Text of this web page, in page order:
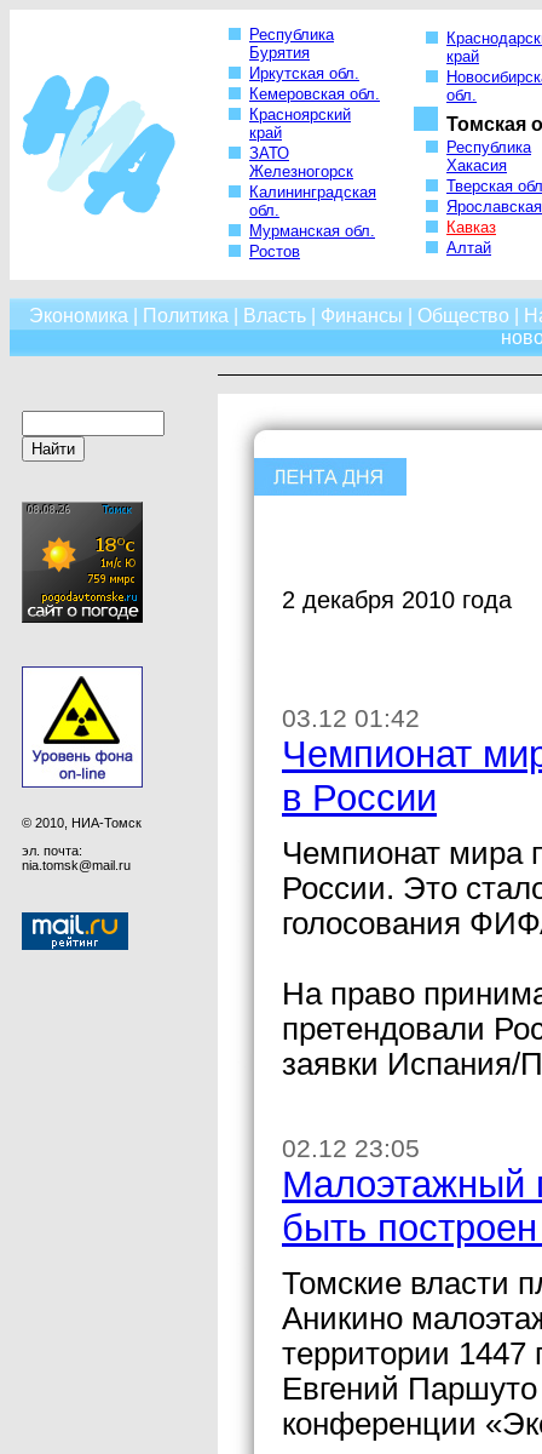
Республика
Бурятия
Иркутская обл.
Кемеровская обл.
Красноярский
край
ЗАТО
Железногорск
Калининградская
обл.
Мурманская обл.
Ростов
край
обл.
Томская
Республика
Хакасия
Тверская
Кавказ
Алтай
Экономика Политика Власть| Финансы Общество
© 2010, НИА-Томск
эл. почта:
nia.tomsk@mail.ru
2 декабря 2010 года
03.12 01:42
Чемпионат
в России
Чемпионат мира
России. Это
голосования
На право
претендовали
заявки Испания/
02.12 23:05
Малоэтажный
быть
Томские власти
Аникино
территории
Евгений
конференции